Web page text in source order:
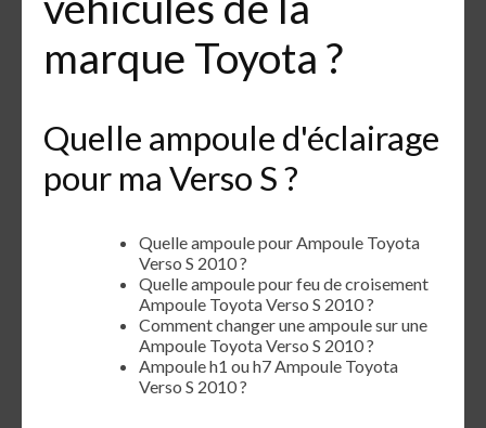
marque Toyota ?
Quelle ampoule d'éclairage
pour ma Verso S ?
Quelle ampoule pour Ampoule Toyota
Verso S 2010 ?
Quelle ampoule pour feu de croisement
Ampoule Toyota Verso S 2010 ?
Comment changer une ampoule sur une
Ampoule Toyota Verso S 2010 ?
Ampoule h1 ou h7 Ampoule Toyota
Verso S 2010 ?